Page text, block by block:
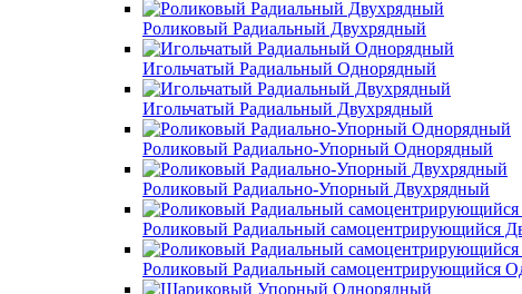
Роликовый Радиальный Двухрядный
Игольчатый Радиальный Однорядный
Игольчатый Радиальный Двухрядный
Роликовый Радиально-Упорный Однорядный
Роликовый Радиально-Упорный Двухрядный
Роликовый Радиальный самоцентрирующийся
Роликовый Радиальный самоцентрирующийся